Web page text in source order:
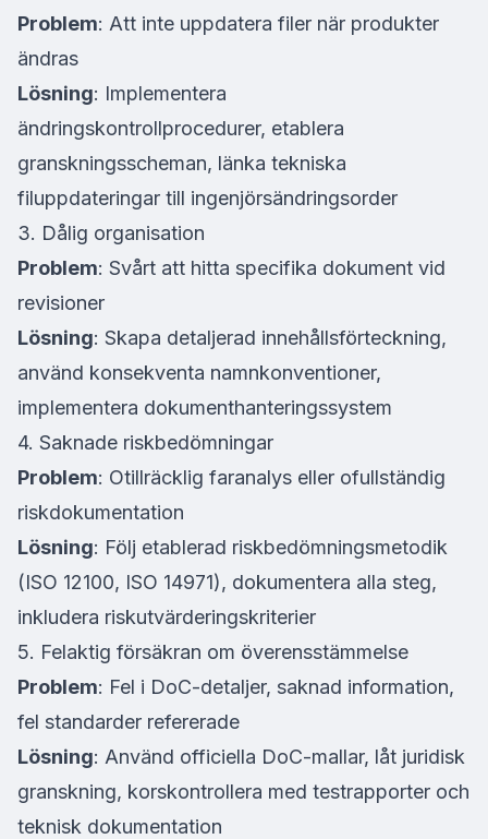
Problem: Att inte uppdatera filer när produkter
ändras
Lösning: Implementera
ändringskontrollprocedurer, etablera
granskningsscheman, länka tekniska
filuppdateringar till ingenjörsändringsorder
3. Dålig organisation
Problem: Svårt att hitta specifika dokument vid
revisioner
Lösning: Skapa detaljerad innehållsförteckning,
använd konsekventa namnkonventioner,
implementera dokumenthanteringssystem
4. Saknade riskbedömningar
Problem: Otillräcklig faranalys eller ofullständig
riskdokumentation
Lösning: Följ etablerad riskbedömningsmetodik
(ISO 12100, ISO 14971), dokumentera alla steg,
inkludera riskutvärderingskriterier
5. Felaktig försäkran om överensstämmelse
Problem: Fel i DoC-detaljer, saknad information,
fel standarder refererade
Lösning: Använd officiella DoC-mallar, låt juridisk
granskning, korskontrollera med testrapporter och
teknisk dokumentation